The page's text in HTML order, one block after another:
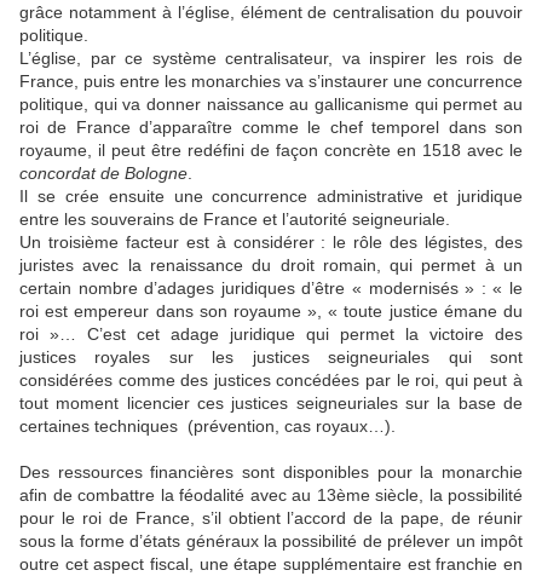
grâce notamment à l’église, élément de centralisation du pouvoir
politique.
L’église, par ce système centralisateur, va inspirer les rois de
France, puis entre les monarchies va s’instaurer une concurrence
politique, qui va donner naissance au gallicanisme qui permet au
roi de France d’apparaître comme le chef temporel dans son
royaume, il peut être redéfini de façon concrète en 1518 avec le
concordat de Bologne
Il se crée ensuite une concurrence administrative et juridique
entre les souverains de France et l’autorité seigneuriale.
Un troisième facteur est à considérer : le rôle des légistes, des
juristes avec la renaissance du droit romain, qui permet à un
certain nombre d’adages juridiques d’être « modernisés » : « le
roi est empereur dans son royaume », « toute justice émane du
roi »… C’est cet adage juridique qui permet la victoire des
justices royales sur les justices seigneuriales qui sont
considérées comme des justices concédées par le roi, qui peut à
tout moment licencier ces justices seigneuriales sur la base de
certaines techniques (prévention, cas royaux…).
Des ressources financières sont disponibles pour la monarchie
afin de combattre la féodalité avec au 13ème siècle, la possibilité
pour le roi de France, s’il obtient l’accord de la pape, de réunir
sous la forme d’états généraux la possibilité de prélever un impôt
outre cet aspect fiscal, une étape supplémentaire est franchie en